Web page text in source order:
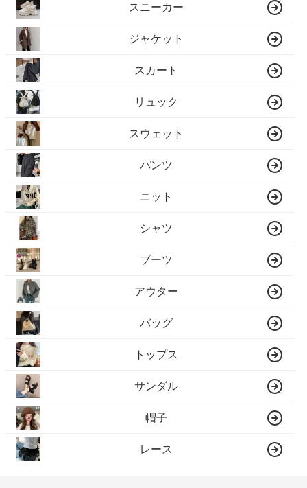
スニーカー
ジャケット
スカート
リュック
スウェット
パンツ
ニット
シャツ
ブーツ
アウター
バッグ
トップス
サンダル
帽子
レース